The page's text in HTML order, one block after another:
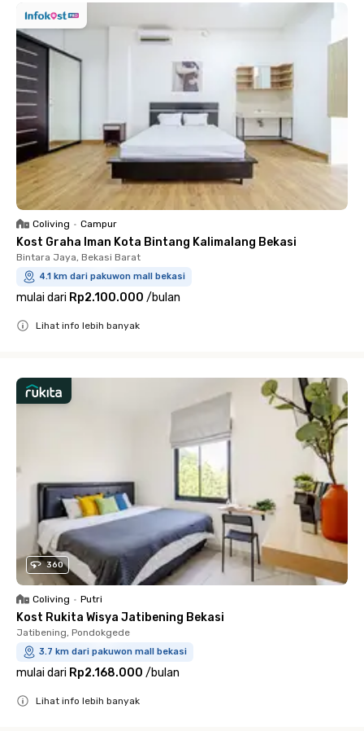
Coliving • Campur
Kost Graha Iman Kota Bintang Kalimalang Bekasi
Bintara Jaya, Bekasi Barat
4.1 km dari pakuwon mall bekasi
mulai dari Rp2.100.000 /bulan
Lihat info lebih banyak
360
Coliving • Putri
Kost Rukita Wisya Jatibening Bekasi
Jatibening, Pondokgede
3.7 km dari pakuwon mall bekasi
mulai dari Rp2.168.000 /bulan
Lihat info lebih banyak